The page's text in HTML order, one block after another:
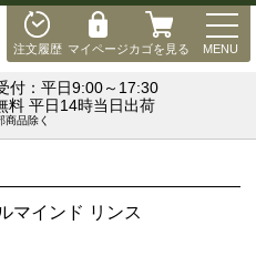
注文履歴 マイページカゴを見る MENU
付：平日9:00～17:30
料 平日14時当日出荷
品除く
マインド リンス